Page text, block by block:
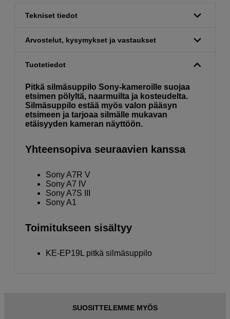
Tekniset tiedot
Arvostelut, kysymykset ja vastaukset
Tuotetiedot
Pitkä silmäsuppilo Sony-kameroille suojaa
etsimen pölyltä, naarmuilta ja kosteudelta.
Silmäsuppilo estää myös valon pääsyn
etsimeen ja tarjoaa silmälle mukavan
etäisyyden kameran näyttöön.
Yhteensopiva seuraavien kanssa
Sony A7R V
Sony A7 IV
Sony A7S III
Sony A1
Toimitukseen sisältyy
KE-EP19L pitkä silmäsuppilo
SUOSITTELEMME MYÖS